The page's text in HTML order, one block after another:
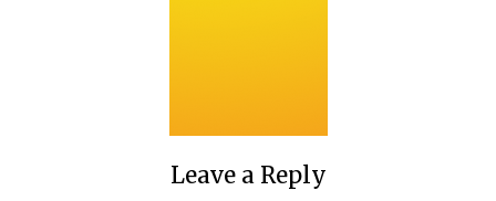
Leave a Reply